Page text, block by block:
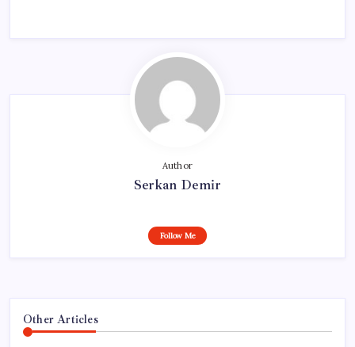
Author
Serkan Demir
Follow Me
Other Articles